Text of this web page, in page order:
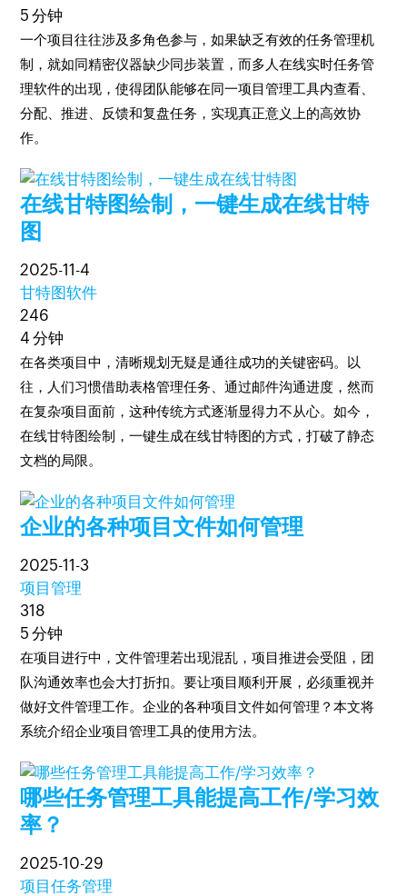
5 分钟
一个项目往往涉及多角色参与，如果缺乏有效的任务管理机
制，就如同精密仪器缺少同步装置，而多人在线实时任务管
理软件的出现，使得团队能够在同一项目管理工具内查看、
分配、推进、反馈和复盘任务，实现真正意义上的高效协
作。
在线甘特图绘制，一键生成在线甘特
图
2025-11-4
甘特图软件
246
4 分钟
在各类项目中，清晰规划无疑是通往成功的关键密码。以
往，人们习惯借助表格管理任务、通过邮件沟通进度，然而
在复杂项目面前，这种传统方式逐渐显得力不从心。如今，
在线甘特图绘制，一键生成在线甘特图的方式，打破了静态
文档的局限。
企业的各种项目文件如何管理
2025-11-3
项目管理
318
5 分钟
在项目进行中，文件管理若出现混乱，项目推进会受阻，团
队沟通效率也会大打折扣。要让项目顺利开展，必须重视并
做好文件管理工作。企业的各种项目文件如何管理？本文将
系统介绍企业项目管理工具的使用方法。
哪些任务管理工具能提高工作/学习效
率？
2025-10-29
项目任务管理